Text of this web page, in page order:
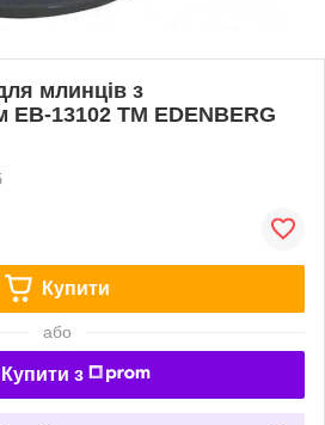
млинців з
EB-13102 ТМ EDENBERG
Купити
або
Купити з